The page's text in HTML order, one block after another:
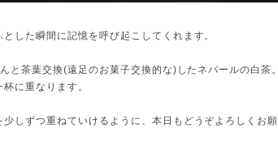
した瞬間に記憶を呼び起こしてくれます。
と茶葉交換(遠足のお菓子交換的な)したネパールの白茶。
に重なります。
しずつ重ねていけるように、本日もどうぞよろしくお願